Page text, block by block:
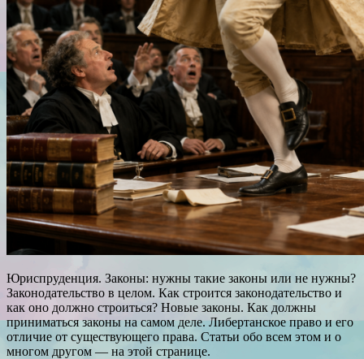
Юриспруденция. Законы: нужны такие законы или не нужны?
Законодательство в целом. Как строится законодательство и
как оно должно строиться? Новые законы. Как должны
приниматься законы на самом деле. Либертанское право и его
отличие от существующего права. Статьи обо всем этом и о
многом другом — на этой странице.